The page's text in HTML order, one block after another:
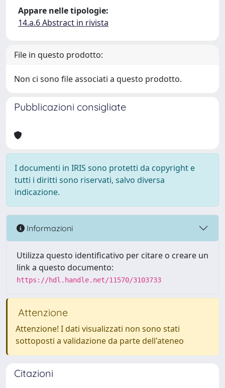
Appare nelle tipologie:
14.a.6 Abstract in rivista
File in questo prodotto:
Non ci sono file associati a questo prodotto.
Pubblicazioni consigliate
I documenti in IRIS sono protetti da copyright e
tutti i diritti sono riservati, salvo diversa
indicazione.
Informazioni
Utilizza questo identificativo per citare o creare un
link a questo documento:
https://hdl.handle.net/11570/3103733
Attenzione
Attenzione! I dati visualizzati non sono stati
sottoposti a validazione da parte dell'ateneo
Citazioni